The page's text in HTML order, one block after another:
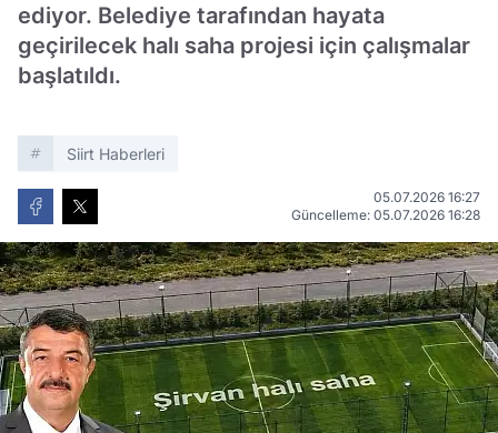
ediyor. Belediye tarafından hayata
geçirilecek halı saha projesi için çalışmalar
başlatıldı.
Siirt Haberleri
05.07.2026 16:27
Güncelleme: 05.07.2026 16:28